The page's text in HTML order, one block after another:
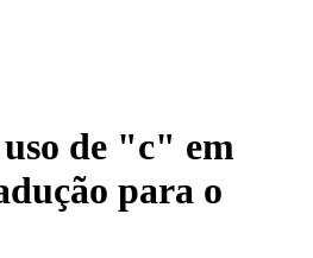
de "с" em
para o